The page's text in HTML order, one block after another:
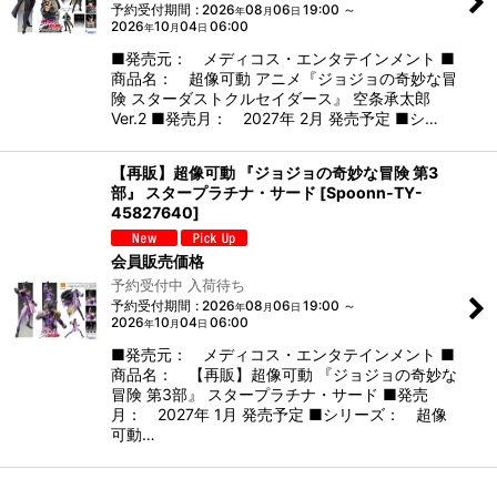
予約受付期間 : 2026年08月06日 19:00 ～
2026年10月04日 06:00
■発売元： メディコス・エンタテインメント ■
商品名： 超像可動 アニメ『ジョジョの奇妙な冒
険 スターダストクルセイダース』 空条承太郎
Ver.2 ■発売月： 2027年 2月 発売予定 ■シ…
【再販】超像可動 『ジョジョの奇妙な冒険 第3
部』 スタープラチナ・サード [Spoonn-TY-
45827640]
会員販売価格
予約受付中 入荷待ち
予約受付期間 : 2026年08 月06日 19:00 ～
2026年10 月04日 06:00
■発売元： メディコス・エンタテインメント ■
商品名： 【再販】超像可動 『ジョジョの奇妙な
冒険 第3部』 スタープラチナ・サード ■発売
月： 2027年 1月 発売予定 ■シリーズ： 超像
可動…